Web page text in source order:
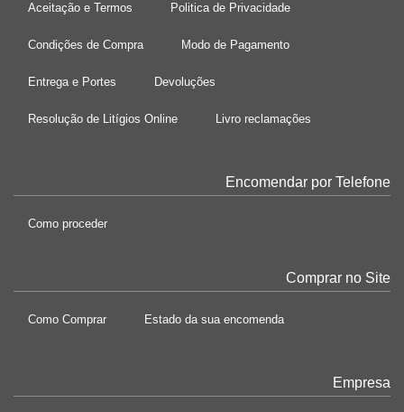
Aceitação e Termos Politica de Privacidade
Condições de Compra Modo de Pagamento
Entrega e Portes Devoluções
Resolução de Litígios Online Livro reclamações
Encomendar por Telefone
Como proceder
Comprar no Site
Como Comprar Estado da sua encomenda
Empresa